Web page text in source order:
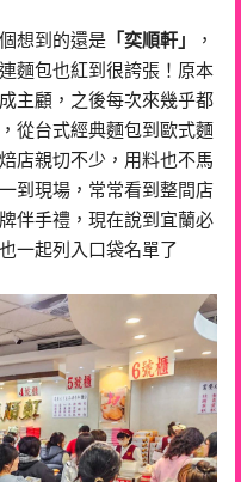
想到的還是 「奕順軒」
，
麵包也紅到很誇張！原本
主顧，之後每次來幾乎都
從台式經典麵包到歐式麵
店親切不少，用料也不馬
到現場，常常看到整間店
伴手禮，現在說到宜蘭必
一起列入口袋名單了